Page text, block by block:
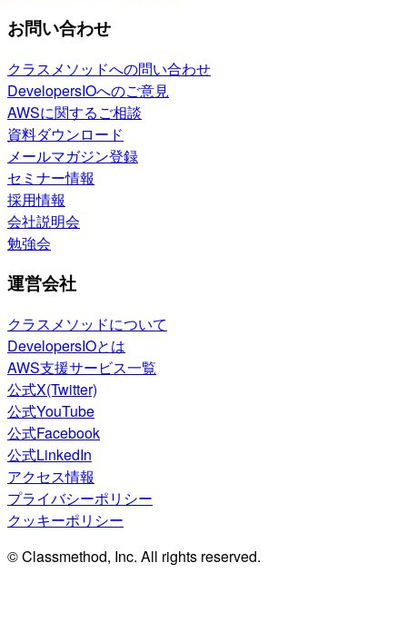
お問い合わせ
クラスメソッドへの問い合わせ
DevelopersIOへのご意見
AWSに関するご相談
資料ダウンロード
メールマガジン登録
セミナー情報
採用情報
会社説明会
勉強会
運営会社
クラスメソッドについて
DevelopersIOとは
AWS支援サービス一覧
公式X(Twitter)
公式YouTube
公式Facebook
公式LinkedIn
アクセス情報
プライバシーポリシー
クッキーポリシー
© Classmethod, Inc. All rights reserved.